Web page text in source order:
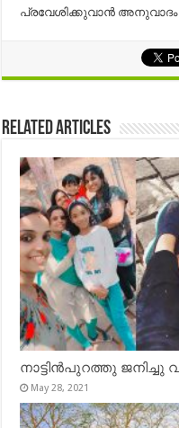
പ്രവേശിക്കുവാൻ
Related Articles
നാട്ടിൻപുറത്തു
May 28, 2021